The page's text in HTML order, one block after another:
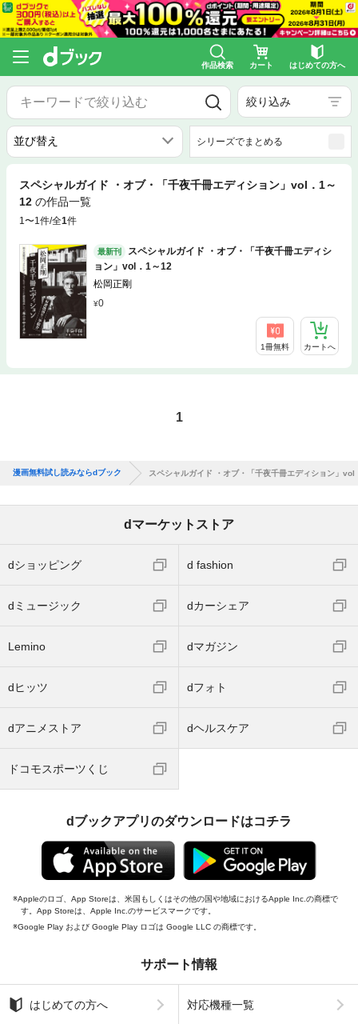
作品検索 カート はじめての方へ
絞り込み
シリーズでまとめる
スペシャルガイド ・オブ・「千夜千冊エディション」vol．1～
12 の作品一覧
1〜1件/全1件
最新刊
スペシャルガイド ・オブ・「千夜千冊エディシ
ョン」vol．1～12
松岡正剛
0
1冊無料 カートへ
1
漫画無料試し読みならdブック スペシャルガイド ・オブ・「千夜千冊エディション」vol
dマーケットストア
dショッピング d fashion
dミュージック dカーシェア
Lemino dマガジン
dヒッツ dフォト
dアニメストア dヘルスケア
ドコモスポーツくじ
dブックアプリのダウンロードはコチラ
Appleのロゴ、App Storeは、米国もしくはその他の国や地域におけるApple Inc.の商標で
す。App Storeは、Apple Inc.のサービスマークです。
Google Play および Google Play ロゴは Google LLC の商標です。
サポート情報
はじめての方へ 対応機種一覧